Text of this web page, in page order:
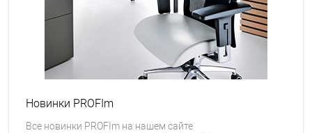
Новинки PROFIm
Все новинки PROFIm на нашем сайте